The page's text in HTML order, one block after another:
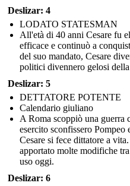
Deslizar: 4
LODATO STATESMAN
All'età di 40 anni Cesare fu
efficace e continuò a
del suo mandato, Cesare
politici divennero gelosi
Deslizar: 5
DETTATORE POTENTE
Calendario giuliano
A Roma scoppiò una guerra
esercito sconfissero
Cesare si fece dittatore a
apportato molte modifiche
uso oggi.
Deslizar: 6